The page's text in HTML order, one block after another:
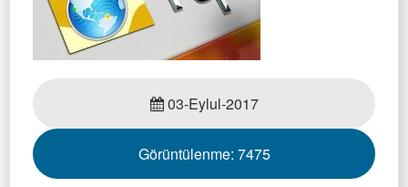
03-Eylul-2017
Görüntülenme: 7475